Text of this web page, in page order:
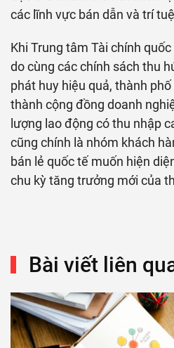
các lĩnh vực bán dẫn và trí
Khi Trung tâm Tài chính
do cùng các chính sách thu
phát huy hiệu quả, thành
thành cộng đồng doanh
lượng lao động có thu nhập
cũng chính là nhóm khách
bán lẻ quốc tế muốn hiện
chu kỳ tăng trưởng mới của
Bài viết liên